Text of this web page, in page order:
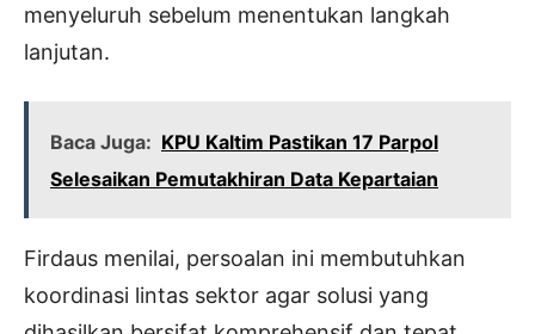
menyeluruh sebelum menentukan langkah
lanjutan.
Baca Juga: KPU Kaltim Pastikan 17 Parpol
Selesaikan Pemutakhiran Data Kepartaian
Firdaus menilai, persoalan ini membutuhkan
koordinasi lintas sektor agar solusi yang